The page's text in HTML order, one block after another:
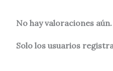
No hay valoraciones aún.
Solo los usuarios